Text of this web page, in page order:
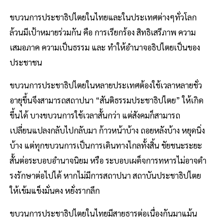
ขบวนการประชาธิปไตยในไทยและในประเทศต่างๆทั่วโลก
ล้วนมีเป้าหมายร่วมกัน คือ การเรียกร้อง สิทธิเสรีภาพ ความ
เสมอภาค ความเป็นธรรม และ ทําให้อํานาจอธิปไตยเป็นของ
ประชาชน
ขบวนการประชาธิปไตยในหลายประเทศต้องใช้เวลาหลายชั่ว
อายุขึ้นจึงสามารถสถาปนา “สันติธรรมประชาธิปไตย” ให้เกิด
ขึ้นได้ บางขบวนการใช้เวลาสั้นกว่า แต่สังคมก็สามารถ
เปลี่ยนแปลงกลับไปกลับมา ก้าวหน้าบ้าง ถอยหลังบ้าง หยุดนิ่ง
บ้าง แต่ทุกขบวนการเป็นการเดินทางไกลทั้งสิ้น ชัยชนะระยะ
สั้นต่อระบอบอํานาจนิยม หรือ ระบอบเผด็จการทหารไม่อาจดํา
รงรักษาต่อไปได้ หากไม่มีการสถาปนา สถาบันประชาธิปไตย
ให้เข้มแข็งมั่นคง หยั่งรากลึก
ขบวนการประชาธิปไตยในไทยมีสายธารต่อเนื่องกันมาแม้น